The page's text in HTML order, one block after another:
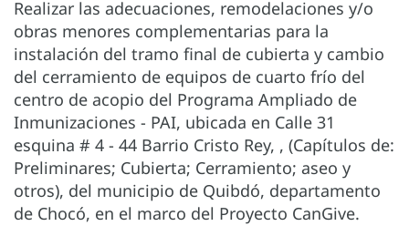
Realizar las adecuaciones, remodelaciones y/o
obras menores complementarias para la
instalación del tramo final de cubierta y cambio
del cerramiento de equipos de cuarto frío del
centro de acopio del Programa Ampliado de
Inmunizaciones - PAI, ubicada en Calle 31
esquina # 4 - 44 Barrio Cristo Rey, , (Capítulos de:
Preliminares; Cubierta; Cerramiento; aseo y
otros), del municipio de Quibdó, departamento
de Chocó, en el marco del Proyecto CanGive.